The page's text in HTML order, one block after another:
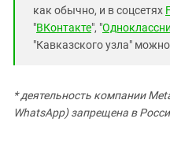
как обычно, и в соцсетях
"ВКонтакте", "
"Кавказского узла"
* деятельность компании
WhatsApp) запрещена в